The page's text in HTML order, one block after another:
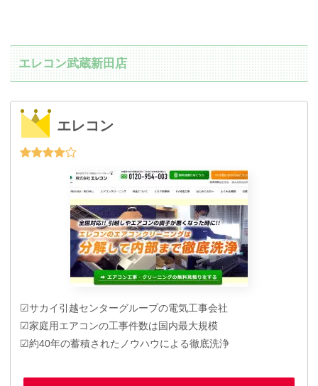
エレコン武蔵新田店
エレコン
☑サカイ引越センターグループの電気工事会社
☑家庭用エアコンの工事件数は国内最大規模
☑約40年の蓄積されたノウハウによる徹底洗浄